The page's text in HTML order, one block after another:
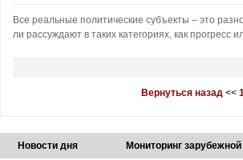
Все реальные политические субъекты – это
ли рассуждают в таких категориях, как
Вернуться назад <<
Новости дня Мониторинг